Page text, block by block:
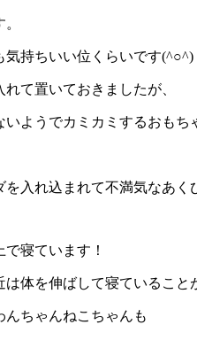
気持ちいい位くらいです(^○^)
て置いておきましたが、
いようでカミカミするおもち
入れ込まれて不満気なあく
寝ています！
体を伸ばして寝ているこ
んちゃんねこちゃんも